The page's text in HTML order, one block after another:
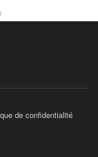
de confidentialité